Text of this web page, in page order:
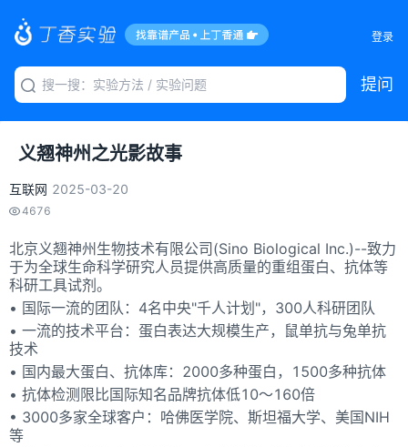
登录
提问
义翘神州之光影故事
互联网 2025-03-20
4676
北京义翘神州生物技术有限公司(Sino Biological Inc.)--致力
于为全球生命科学研究人员提供高质量的重组蛋白、抗体等
科研工具试剂。
• 国际一流的团队：4名中央"千人计划"，300人科研团队
• 一流的技术平台：蛋白表达大规模生产，鼠单抗与兔单抗
技术
• 国内最大蛋白、抗体库：2000多种蛋白，1500多种抗体
• 抗体检测限比国际知名品牌抗体低10～160倍
• 3000多家全球客户：哈佛医学院、斯坦福大学、美国NIH
等